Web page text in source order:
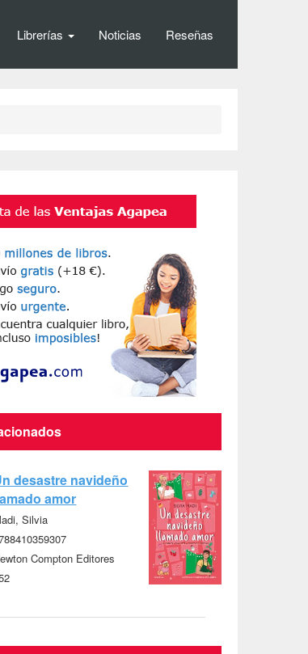
Librerías Noticias Reseñas
desastre navideño
amor
Silvia
Compton Editores